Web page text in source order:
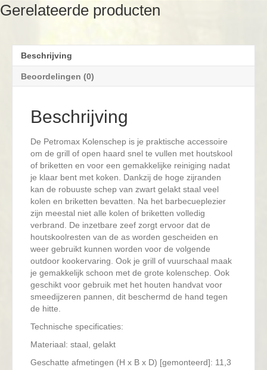
Gerelateerde producten
Beschrijving
Beoordelingen (0)
Beschrijving
De Petromax Kolenschep is je praktische accessoire
om de grill of open haard snel te vullen met houtskool
of briketten en voor een gemakkelijke reiniging nadat
je klaar bent met koken. Dankzij de hoge zijranden
kan de robuuste schep van zwart gelakt staal veel
kolen en briketten bevatten. Na het barbecueplezier
zijn meestal niet alle kolen of briketten volledig
verbrand. De inzetbare zeef zorgt ervoor dat de
houtskoolresten van de as worden gescheiden en
weer gebruikt kunnen worden voor de volgende
outdoor kookervaring. Ook je grill of vuurschaal maak
je gemakkelijk schoon met de grote kolenschep. Ook
geschikt voor gebruik met het houten handvat voor
smeedijzeren pannen, dit beschermd de hand tegen
de hitte.
Technische specificaties:
Materiaal: staal, gelakt
Geschatte afmetingen (H x B x D) [gemonteerd]: 11,3